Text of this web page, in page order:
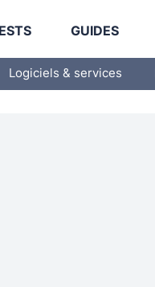
GUIDES
Logiciels & services